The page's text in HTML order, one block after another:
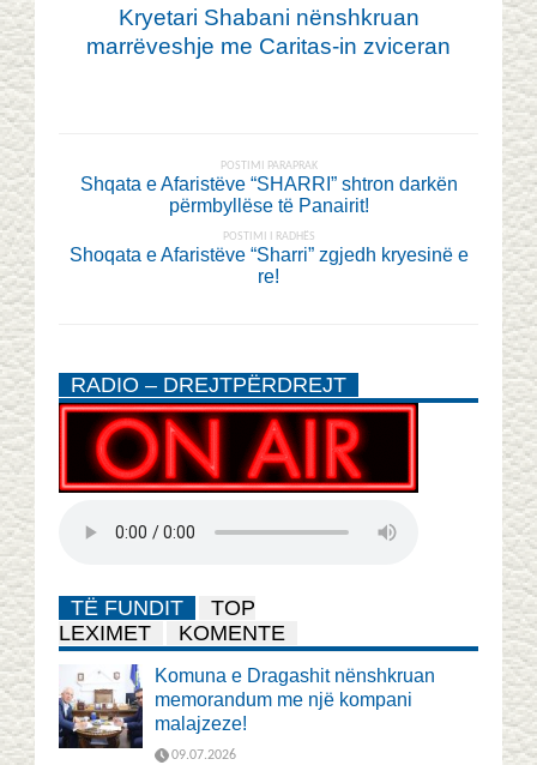
Kryetari Shabani nënshkruan
marrëveshje me Caritas-in zviceran
POSTIMI PARAPRAK
Shqata e Afaristëve “SHARRI” shtron darkën
përmbyllëse të Panairit!
POSTIMI I RADHËS
Shoqata e Afaristëve “Sharri” zgjedh kryesinë e
re!
RADIO – DREJTPËRDREJT
TË FUNDIT
TOP
LEXIMET
KOMENTE
Komuna e Dragashit nënshkruan
memorandum me një kompani
malajzeze!
09.07.2026